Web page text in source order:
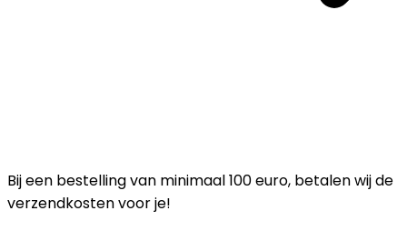
Bij een bestelling van minimaal 100 euro, betalen wij de
verzendkosten voor je!